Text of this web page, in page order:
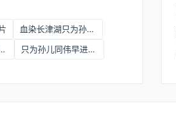
血染长津湖只为孙儿同伟早进部笔趣
孙儿同伟早进部队 只为孙儿同伟早进部 第794章